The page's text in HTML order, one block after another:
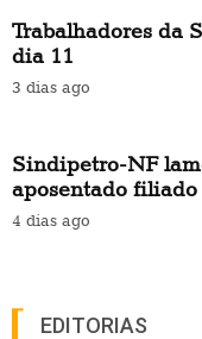
Trabalhadores da
dia 11
3 dias ago
Sindipetro-NF
aposentado
4 dias ago
EDITORIAS